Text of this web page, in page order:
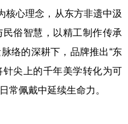
核心理念，从东方非遗中汲
俗智慧，以精工制作传承
络的深耕下，品牌推出“东
针尖上的千年美学转化为可
常佩戴中延续生命力。